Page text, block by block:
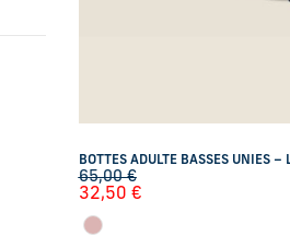
BOTTES ADULTE BASSES UNIES –
65,00€
32,50 €